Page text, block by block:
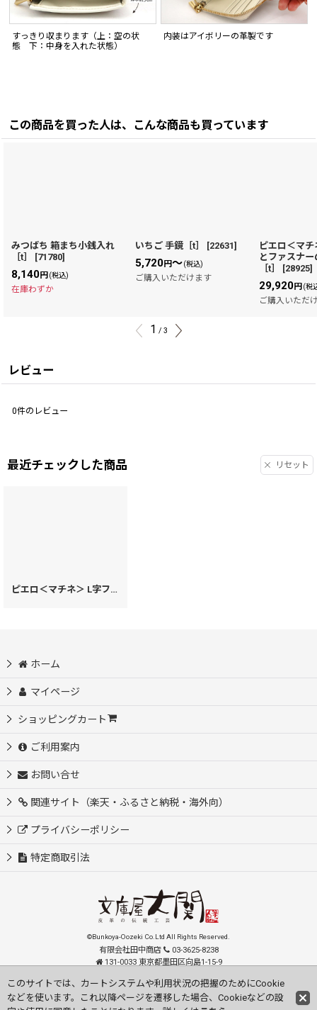
すっきり収まります（上：空の状
態 下：中身を入れた状態）
内装はアイボリーの革製です
この商品を買った人は、こんな商品も買っています
みつばち 箱まち小銭入れ
［t］
[71780]
8,140円(税込)
在庫わずか
いちご 手鏡［t］ [22631]
5,720円～(税込)
ご購入いただけます
ピエロ＜マ
とファスナ
［t］
[28925]
29,920円(税
ご購入いただ
1 / 3
レビュー
0件のレビュー
最近チェックした商品 リセット
ピエロ＜マチネ＞ L字ファスナーの長財布［t］
ホーム
マイページ
ショッピングカート
ご利用案内
お問い合せ
関連サイト（楽天・ふるさと納税・海外向）
プライバシーポリシー
特定商取引法
©Bunkoya-Oozeki Co.Ltd All Rights Reserved.
有限会社田中商店
03-3625-8238
131-0033 東京都墨田区向島1-15-9
Visit our English Store
このサイトでは、カートシステムや利用状況の把握のためにCookie
などを使います。これ以降ページを遷移した場合、Cookieなどの設